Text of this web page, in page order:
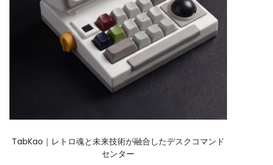
TabKao｜レトロ魂と未来技術が融合したデスクコマンド
センター